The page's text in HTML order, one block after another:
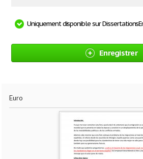
Uniquement disponible sur
Enregistrer
Euro